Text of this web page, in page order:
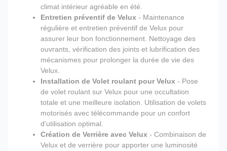
climat intérieur agréable en été.
Entretien préventif de Velux - Maintenance
régulière et entretien préventif de Velux pour
assurer leur bon fonctionnement. Nettoyage des
ouvrants, vérification des joints et lubrification des
mécanismes pour prolonger la durée de vie des
Velux.
Installation de Volet roulant pour Velux - Pose
de volet roulant sur Velux pour une occultation
totale et une meilleure isolation. Utilisation de volets
motorisés avec télécommande pour un confort
d'utilisation optimal.
Création de Verrière avec Velux - Combinaison de
Velux et de verrière pour apporter une luminosité